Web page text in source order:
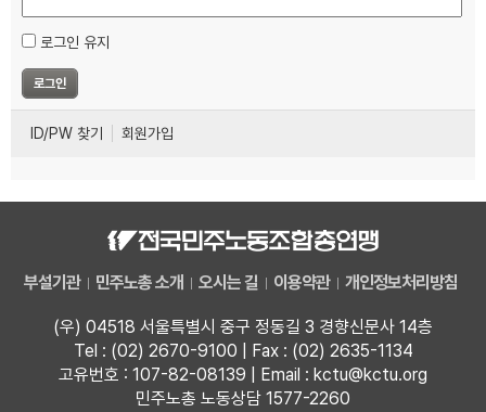
로그인 유지
ID/PW 찾기 회원가입
부설기관 민주노총 소개 오시는 길 이용약관 개인정보처리방침
(우) 04518 서울특별시 중구 정동길 3 경향신문사 14층
Tel : (02) 2670-9100 | Fax : (02) 2635-1134
고유번호 : 107-82-08139 | Email : kctu@kctu.org
민주노총 노동상담 1577-2260
업무